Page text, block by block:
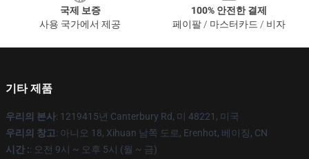
국제 보증
사용 국가에서 제공
100% 안전한 결제
페이팔 / 마스터카드 / 비자
기타 제품
우리의 본사: 1219415년 Canterbury Rd, 미 48221, 미국
우리의 창고: 아니오 18, Xihuan 남쪽 도로, Erenhot, 베이징, CN
시간 :: 오전 9시 ~ 오후 5시 (월 ~ 금)